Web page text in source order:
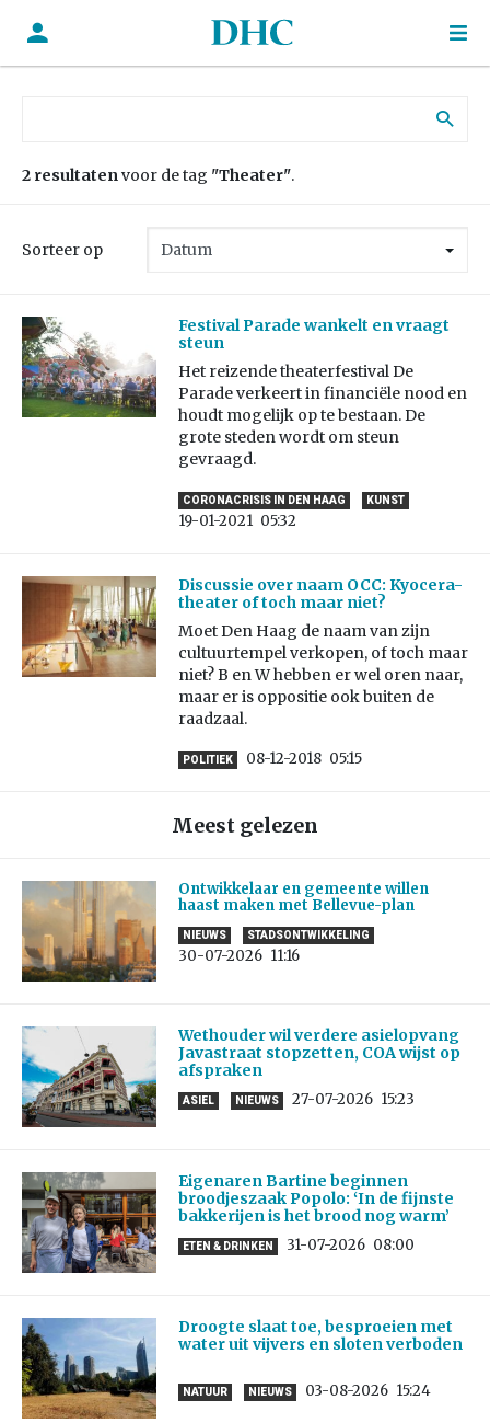
2 resultatenvoor de tag "Theater".
Sorteer op
Festival Parade wankelt en vraagt
steun
Het reizende theaterfestival De
Parade verkeert in financiële nood en
houdt mogelijk op te bestaan. De
grote steden wordt om steun
gevraagd.
CORONACRISIS IN DEN HAAG KUNST
19-01-2021 05:32
Discussie over naam OCC: Kyocera-
theater of toch maar niet?
Moet Den Haag de naam van zijn
cultuurtempel verkopen, of toch maar
niet? B en W hebben er wel oren naar,
maar er is oppositie ook buiten de
raadzaal.
POLITIEK 08-12-2018 05:15
Meest gelezen
Ontwikkelaar en gemeente willen
haast maken met Bellevue-plan
NIEUWS STADSONTWIKKELING
30-07-2026 11:16
Wethouder wil verdere asielopvang
Javastraat stopzetten, COA wijst op
afspraken
ASIEL NIEUWS 27-07-2026 15:23
Eigenaren Bartine beginnen
broodjeszaak Popolo: ‘In de fijnste
bakkerijen is het brood nog warm’
ETEN & DRINKEN 31-07-2026 08:00
Droogte slaat toe, besproeien met
water uit vijvers en sloten verboden
NATUUR NIEUWS 03-08-2026 15:24